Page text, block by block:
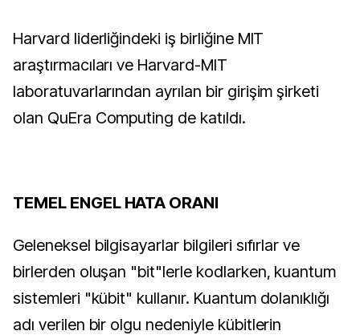
Harvard liderliğindeki iş birliğine MIT
araştırmacıları ve Harvard-MIT
laboratuvarlarından ayrılan bir girişim şirketi
olan QuEra Computing de katıldı.
TEMEL ENGEL HATA ORANI
Geleneksel bilgisayarlar bilgileri sıfırlar ve
birlerden oluşan "bit"lerle kodlarken, kuantum
sistemleri "kübit" kullanır. Kuantum dolanıklığı
adı verilen bir olgu nedeniyle kübitlerin